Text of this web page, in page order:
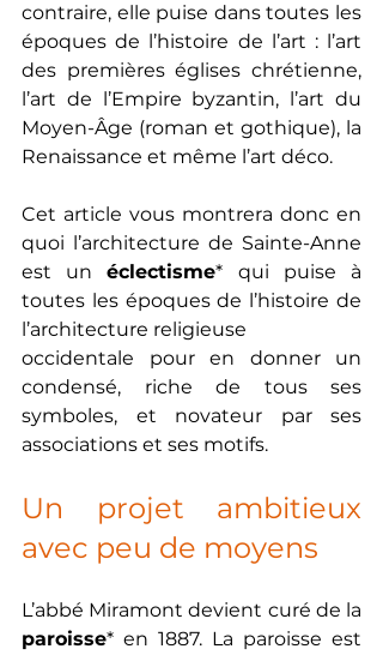
contraire, elle puise dans toutes les
époques de l’histoire de l’art : l’art
des premières églises chrétienne,
l’art de l’Empire byzantin, l’art du
Moyen-Âge (roman et gothique), la
Renaissance et même l’art déco.
Cet article vous montrera donc en
quoi l’architecture de Sainte-Anne
est un éclectisme* qui puise à
toutes les époques de l’histoire de
l’architecture religieuse
occidentale pour en donner un
condensé, riche de tous ses
symboles, et novateur par ses
associations et ses motifs.
Un projet ambitieux
avec peu de moyens
paroisse* en 1887. La paroisse est